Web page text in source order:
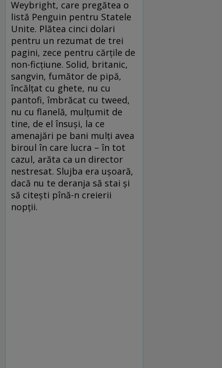
Weybright, care pregătea o
listă Penguin pentru Statele
Unite. Plătea cinci dolari
pentru un rezumat de trei
pagini, zece pentru cărțile de
non-ficțiune. Solid, britanic,
sangvin, fumător de pipă,
încălțat cu ghete, nu cu
pantofi, îmbrăcat cu tweed,
nu cu flanelă, mulțumit de
tine, de el însuși, la ce
amenajări pe bani mulți avea
biroul în care lucra – în tot
cazul, arăta ca un director
nestresat. Slujba era ușoară,
dacă nu te deranja să stai și
să citești pînă-n creierii
nopții.